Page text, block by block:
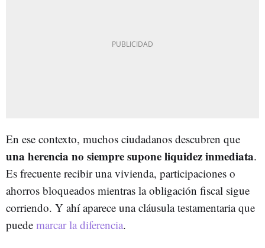
En ese contexto, muchos ciudadanos descubren que
una herencia no siempre supone liquidez inmediata.
Es frecuente recibir una vivienda, participaciones o
ahorros bloqueados mientras la obligación fiscal sigue
corriendo. Y ahí aparece una cláusula testamentaria que
puede marcar la diferencia.